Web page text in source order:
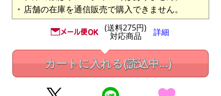
店舗の在庫を通信販売で購入できません。
(送料275円)
対応商品 詳細
カートに入れる(読込中...)